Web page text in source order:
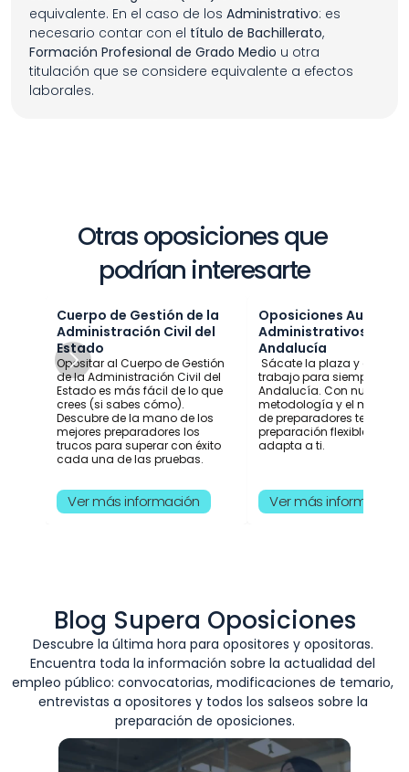
equivalente. En el caso de los Administrativo: es
necesario contar con el título de Bachillerato
Formación Profesional de Grado Medio u otra
titulación que se considere equivalente a efectos
laborales.
Otras oposiciones que
podrían interesarte
Cuerpo de Gestión de la
Administración Civil del
Estado
Opositar al Cuerpo de Gestión
de la Administración Civil del
Estado es más fácil de lo que
crees (si sabes cómo).
Descubre de la mano de los
mejores preparadores los
trucos para superar con éxito
cada una de las pruebas.
Ver más información
Oposiciones
Administrativos
Andalucía
Sácate la plaza y
trabajo para siempre en
Andalucía. Con nuestra
metodología y el mejor
de preparadores tendrás
preparación flexible y que
adapta a ti.
Ver más información
Blog Supera Oposiciones
Descubre la última hora para opositores y opositoras.
Encuentra toda la información sobre la actualidad del
empleo público: convocatorias, modificaciones de temario,
entrevistas a opositores y todos los salseos sobre la
preparación de oposiciones.